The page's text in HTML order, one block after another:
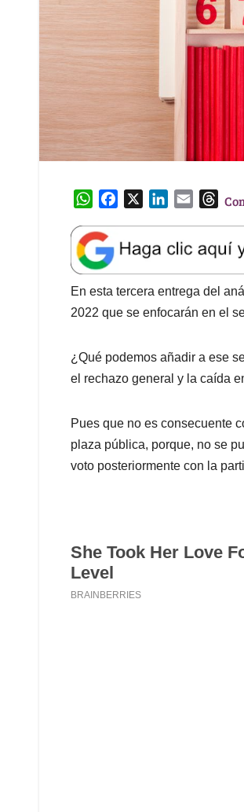
W
a
t
s
A
p
e
b
o
o
k
e
d
I
l
T
e
a
d
s
En esta tercera entrega del
2022 que se enfocarán en el
¿Qué podemos añadir a ese
el rechazo general y la caída
Pues que no es consecuente
plaza pública, porque, no se
voto posteriormente con la